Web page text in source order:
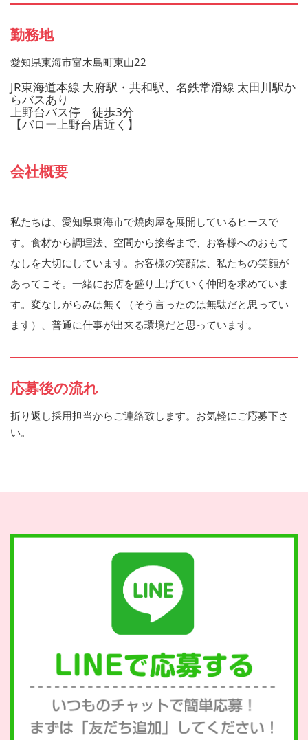
勤務地
愛知県東海市富木島町東山22
JR東海道本線 大府駅・共和駅、名鉄常滑線 太田川駅か
らバスあり
上野台バス停 徒歩3分
【バロー上野台店近く】
会社概要
私たちは、愛知県東海市で焼肉屋を展開しているヒースで
す。食材から調理法、空間から接客まで、お客様へのおもて
なしを大切にしています。お客様の笑顔は、私たちの笑顔が
あってこそ。一緒にお店を盛り上げていく仲間を求めていま
す。変なしがらみは無く（そう言ったのは無駄だと思ってい
ます）、普通に仕事が出来る環境だと思っています。
応募後の流れ
折り返し採用担当からご連絡致します。お気軽にご応募下さ
い。